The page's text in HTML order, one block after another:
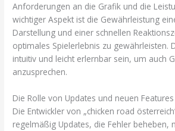
Anforderungen an die Grafik und die
wichtiger Aspekt ist die Gewährleistung
Darstellung und einer schnellen
optimales Spielerlebnis zu gewährleisten.
intuitiv und leicht erlernbar sein, um auch
anzusprechen.
Die Rolle von Updates und neuen Features
Die Entwickler von „chicken road
regelmäßig Updates, die Fehler beheben,